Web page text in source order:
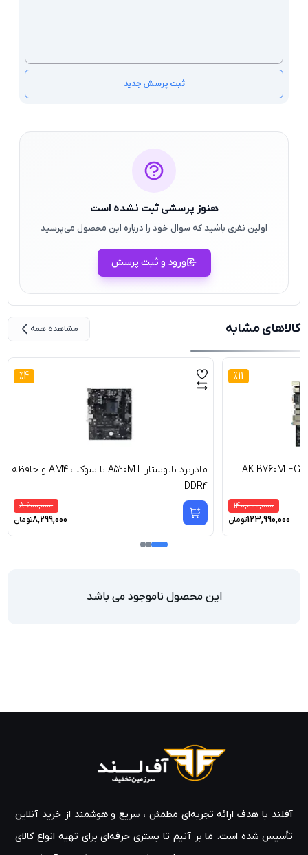
ثبت پرسش جدید
هنوز پرسشی ثبت نشده است
اولین نفری باشید که سوال خود را درباره این محصول می‌پرسید
ورود و ثبت پرسش
کالاهای مشابه مشاهده همه
4
%
مادربرد بایوستار A520MT با سوکت AM4 و حافظه
DDR4
8,600,000
8,299,000تومان
11
%
140,000,000
123,990,000تومان
این محصول ناموجود می باشد
آفلند با هدف ارائه‌ تجربه‌ای مطمئن ، سریع و هوشمند از خرید آنلاین
تأسیس شده است. ما بر آنیم تا بستری حرفه‌ای برای تهیه‌ انواع کالای